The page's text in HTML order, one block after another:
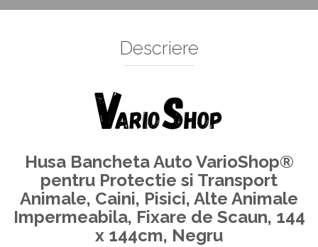
Descriere
Husa Bancheta Auto VarioShop®
pentru Protectie si Transport
Animale, Caini, Pisici, Alte Animale
Impermeabila, Fixare de Scaun, 144
x 144cm, Negru